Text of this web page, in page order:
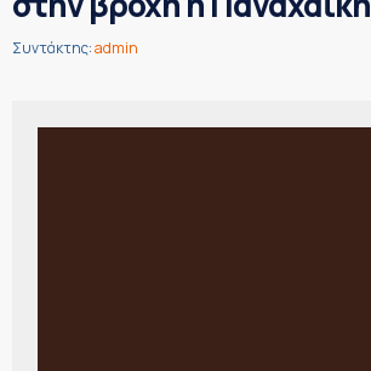
Συντάκτης:admin